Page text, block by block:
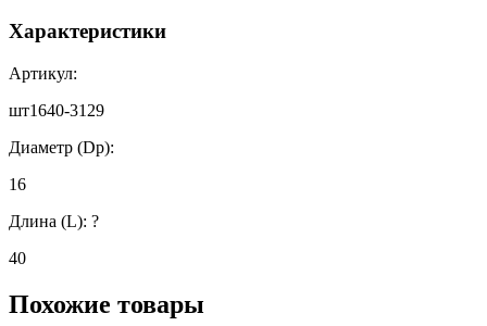
Характеристики
Артикул:
шт1640-3129
Диаметр (Dp):
16
Длина (L): ?
40
Похожие товары